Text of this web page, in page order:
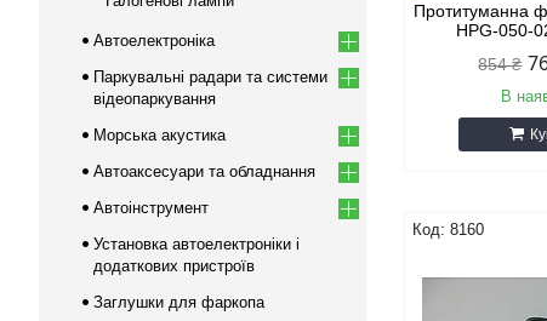
Протитуманна
HPG-050-
854 ₴
В
8160
Автоелектроніка
Паркувальні радари та системи
відеопаркування
Морська акустика
Автоаксесуари та обладнання
Автоінструмент
Установка автоелектроніки і
додаткових пристроїв
Заглушки для фаркопа